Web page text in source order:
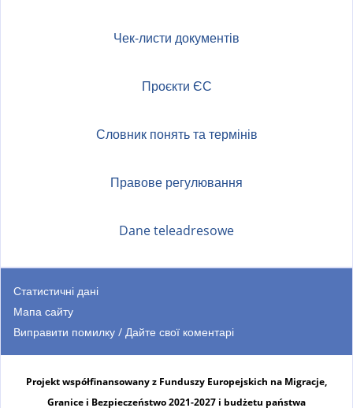
Чек-листи документів
Проєкти ЄС
Словник понять та термінів
Правове регулювання
Dane teleadresowe
Статистичні дані
Мапа сайту
Виправити помилку / Дайте свої коментарі
Projekt współfinansowany z Funduszy Europejskich na Migracje,
Granice i Bezpieczeństwo 2021-2027 i budżetu państwa